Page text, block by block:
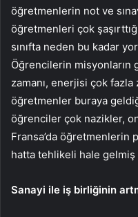
öğretmenlerin not ve
öğretmenleri çok
sınıfta neden bu kadar
Öğrencilerin misyonların
zamanı, enerjisi çok
öğretmenler buraya
öğrenciler çok nazikler,
Fransa’da öğretmenlerin
hatta tehlikeli hale gelmiş
Sanayi ile iş birliğinin